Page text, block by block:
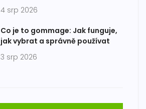
4 srp 2026
Co je to gommage: Jak funguje,
jak vybrat a správně používat
3 srp 2026